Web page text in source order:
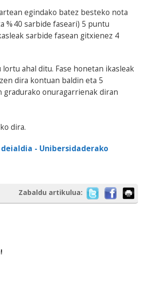
egindako batez besteko nota
% 40 sarbide faseari) 5 puntu
sarbide fasean gitxienez 4
ahal ditu. Fase honetan ikasleak
dira kontuan baldin eta 5
gradurako onuragarrienak diran
dira.
deialdia - Unibersidaderako
Zabaldu artikulua: